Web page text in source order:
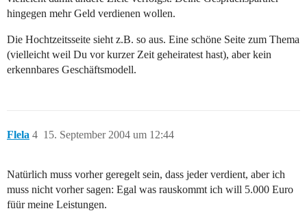
hingegen mehr Geld verdienen wollen.
Die Hochtzeitsseite sieht z.B. so aus. Eine schöne Seite zum Thema
(vielleicht weil Du vor kurzer Zeit geheiratest hast), aber kein
erkennbares Geschäftsmodell.
Flela 15. September 2004 um 12:44
4
Natürlich muss vorher geregelt sein, dass jeder verdient, aber ich
muss nicht vorher sagen: Egal was rauskommt ich will 5.000 Euro
füür meine Leistungen.